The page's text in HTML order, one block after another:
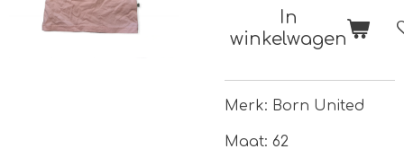
In
winkelwagen
Merk: Born United
Maat: 62